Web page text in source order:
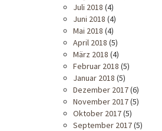
Juli 2018 (4)
Juni 2018 (4)
Mai 2018 (4)
April 2018 (5)
März 2018 (4)
Februar 2018 (5)
Januar 2018 (5)
Dezember 2017(6)
November 2017(5)
Oktober 2017(5)
September 2017(5)